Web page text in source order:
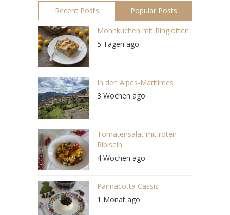
Recent Posts Popular Posts
Mohnkuchen mit Ringlotten
5 Tagen ago
In den Alpes-Maritimes
3 Wochen ago
Tomatensalat mit roten
Ribiseln
4 Wochen ago
Pannacotta Cassis
1 Monat ago